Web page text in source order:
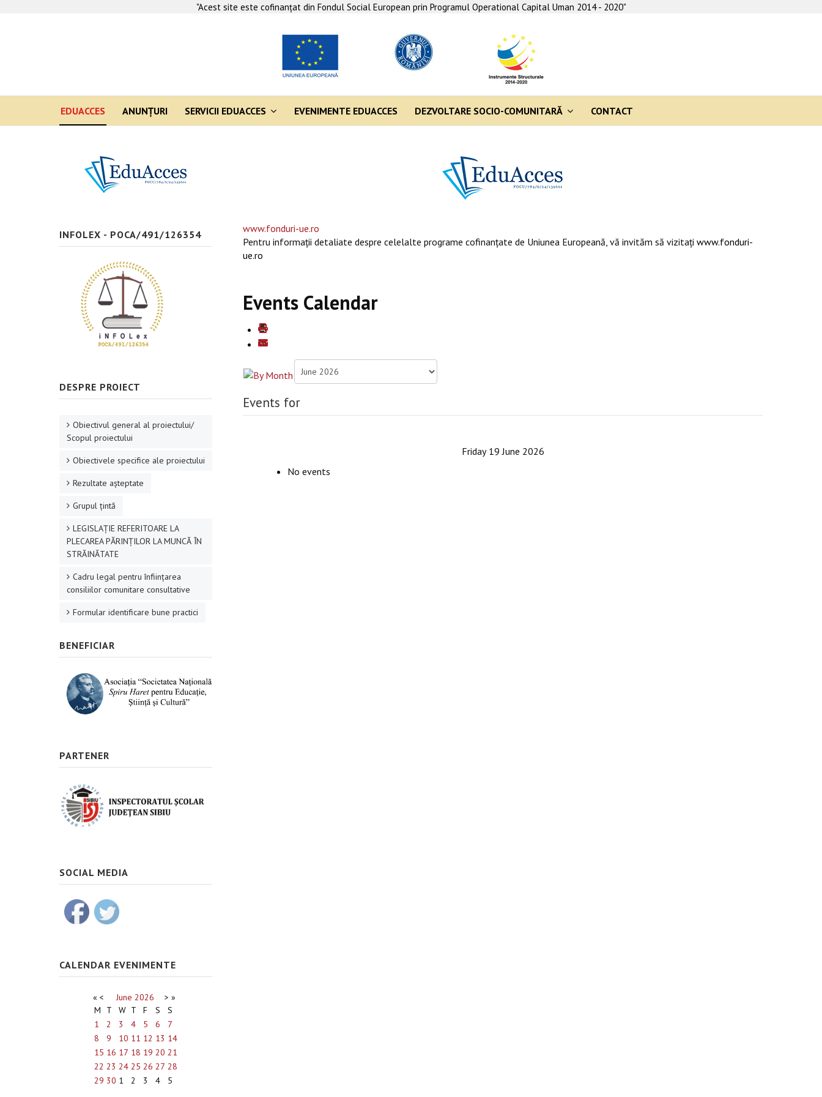
"Acest site este cofinanţat din Fondul Social European prin Programul Operational Capital Uman 2014 - 2020"
EDUACCES ANUNŢURI SERVICII EDUACCES EVENIMENTE EDUACCES DEZVOLTARE SOCIO-COMUNITARĂ CONTACT
www.fonduri-ue.ro
Pentru informaţii detaliate despre celelalte programe cofinanţate de Uniunea Europeană, vă invităm să vizitaţi www.fonduri-
ue.ro
Events Calendar
Events for
Friday 19 June 2026
No events
INFOLEX - POCA/491/126354
DESPRE PROIECT
Obiectivul general al proiectului/
Scopul proiectului
Obiectivele specifice ale proiectului
Rezultate aşteptate
Grupul ţintă
LEGISLAȚIE REFERITOARE LA
PLECAREA PĂRINȚILOR LA MUNCĂ ÎN
STRĂINĂTATE
Cadru legal pentru înființarea
consiliilor comunitare consultative
Formular identificare bune practici
BENEFICIAR
PARTENER
SOCIAL MEDIA
CALENDAR EVENIMENTE
« < June 2026 > »
M
T W T F S
S
1
2 3 4 5 6
7
8
9 10 11 12 13 14
15 16 17 18 19 20 21
22 23 24 25 26 27 28
29 30 1 2 3 4 5